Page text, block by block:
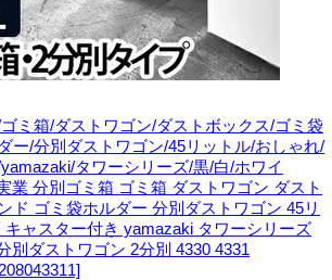
ミ箱/ダストワゴン/ダストボックス/ゴミ袋
ー/分別ダストワゴン/45リットル/おしゃれ/
タワーシリーズ/黒/白/ホワイ
業 分別ゴミ箱 ゴミ箱 ダストワゴン ダスト
ド ゴミ袋ホルダー 分別ダストワゴン 45リ
キャスター付き yamazaki タワーシリーズ
別ダストワゴン 2分別 4330 4331